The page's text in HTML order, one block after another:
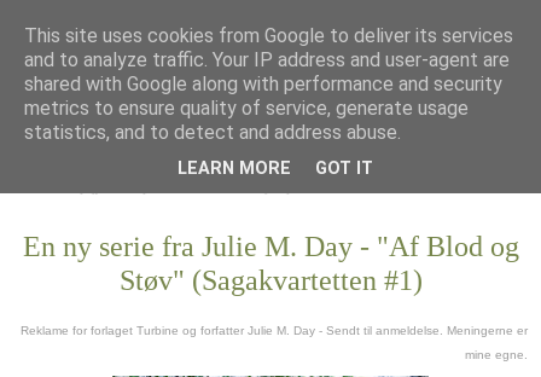
En ny serie fra Julie M. Day - "Af Blod og
Støv" (Sagakvartetten #1)
Reklame for forlaget Turbine og forfatter Julie M. Day - Sendt til anmeldelse. Meningerne er
mine egne.
This site uses cookies from Google to deliver its services
and to analyze traffic. Your IP address and user-agent are
shared with Google along with performance and security
metrics to ensure quality of service, generate usage
statistics, and to detect and address abuse.
LEARN MORE GOT IT